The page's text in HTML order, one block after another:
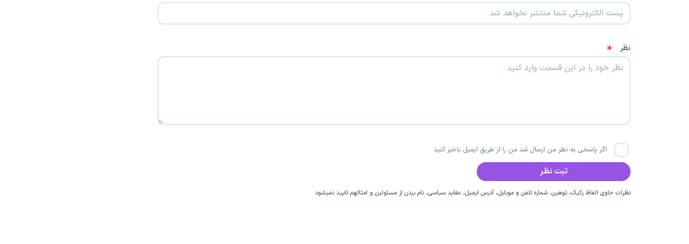
نظر
اگر پاسخی به نظر من ارسال شد من را از طریق ایمیل باخبر کنید
نظرات حاوی الفاظ رکیک، توهین، شماره تلفن و موبایل، آدرس ایمیل، عقاید سیاسی، نام بردن از مسئولین و امثالهم تایید نمیشود.